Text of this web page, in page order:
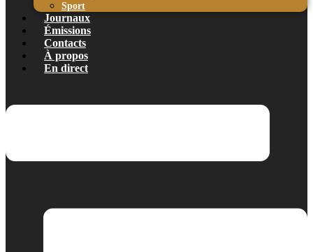
Sport
Journaux
Émissions
Contacts
À propos
En direct